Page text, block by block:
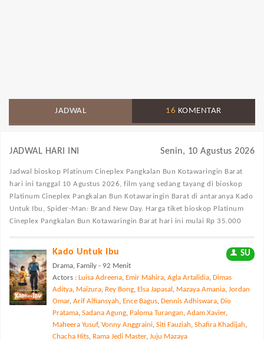
JADWAL 16 KOMENTAR
JADWAL HARI INI Senin, 10 Agustus 2026
Jadwal bioskop Platinum Cineplex Pangkalan Bun Kotawaringin Barat
hari ini tanggal 10 Agustus 2026, film yang sedang tayang di bioskop
Platinum Cineplex Pangkalan Bun Kotawaringin Barat di antaranya Kado
Untuk Ibu, Spider-Man: Brand New Day. Harga tiket bioskop Platinum
Cineplex Pangkalan Bun Kotawaringin Barat hari ini mulai Rp 35.000
Kado Untuk Ibu SU
Drama, Family - 92 Menit
Actors : Luisa Adreena, Emir Mahira, Agla Artalidia, Dimas
Aditya, Maizura, Rey Bong, Elsa Japasal , Mazaya Amania, Jordan
Omar, Arif Alfiansyah, Ence Bagus, Dennis Adhiswara, Dio
Pratama, Sadana Agung, Paloma Turangan, Adam Xavier,
Maheera Yusuf, Vonny Anggraini, Siti Fauziah, Shafira Khadijah,
Chacha Hits, Rama Jedi Master, Juju Mazaya